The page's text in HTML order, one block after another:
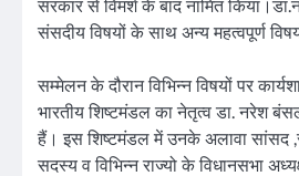
सरकार से विमर्श के बाद नामित
संसदीय विषयों के साथ अन्य महत्वपूर्ण
सम्मेलन के दौरान विभिन्न विषयों पर
भारतीय शिष्टमंडल का नेतृत्व डा. नरेश
हैं। इस शिष्टमंडल में उनके अलावा सांसद
सदस्य व विभिन्न राज्यो के विधानसभा